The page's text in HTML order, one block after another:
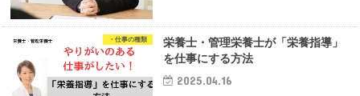
・仕事の種類
栄養士・管理栄養士が「栄養指導」
を仕事にする方法
2025.04.16